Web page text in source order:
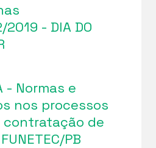
2019 - DIA DO
- Normas e
nos processos
contratação de
PB